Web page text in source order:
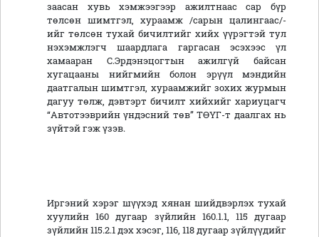
заасан хувь хэмжээгээр ажилтнаас сар бүр
төлсөн шимтгэл, хураамж /сарын цалингаас/-
ийг төлсөн тухай бичилтийг хийх үүрэгтэй тул
нэхэмжлэгч шаардлага гаргасан эсэхээс үл
хамааран С.Эрдэнэцогтын ажилгүй байсан
хугацааны нийгмийн болон эрүүл мэндийн
даатгалын шимтгэл, хураамжийг зохих журмын
дагуу төлж, дэвтэрт бичилт хийхийг хариуцагч
“Автотээврийн үндэсний төв” ТӨҮГ-т даалгах нь
зүйтэй гэж үзэв.
Иргэний хэрэг шүүхэд хянан шийдвэрлэх тухай
хуулийн 160 дугаар зүйлийн 160.1.1, 115 дугаар
зүйлийн 115.2.1 дэх хэсэг, 116, 118 дугаар зүйлүүдийг